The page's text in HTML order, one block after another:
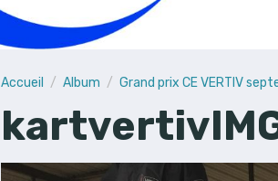
Accueil Album Grand prix CE VERTIV